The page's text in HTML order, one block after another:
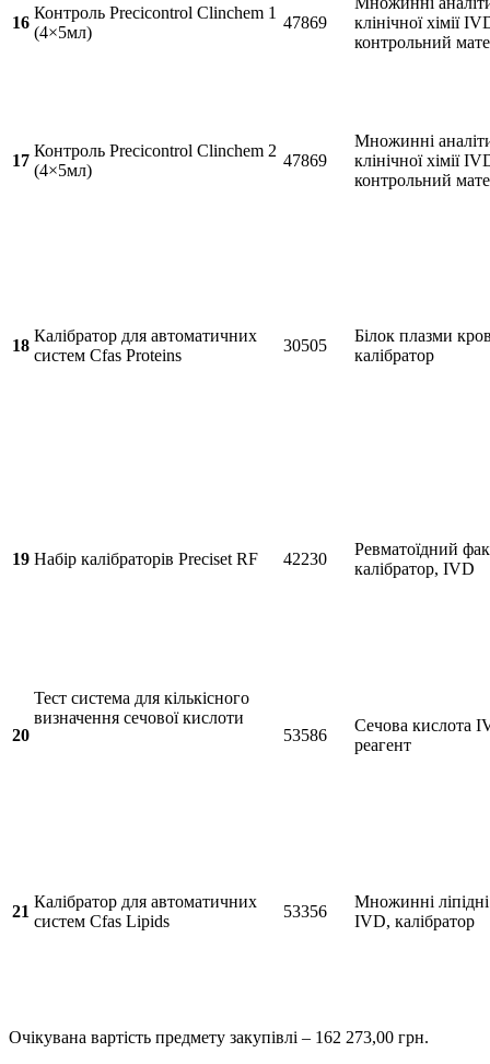
16
Контроль Precicontrol Clinchem 1
(4×5мл)
47869
клінічної хімії
контрольний
17
Контроль Precicontrol Clinchem 2
(4×5мл)
47869
Множинні
клінічної хімії
контрольний
18
Калібратор для автоматичних
систем Cfas Proteins
30505
Білок плазми
калібратор
19 Набір калібраторів Preciset RF 42230
Ревматоїдний
калібратор, IVD
20
Тест система для кількісного
визначення сечової кислоти
53586
Сечова кислота
реагент
21
Калібратор для автоматичних
систем Cfas Lipids
53356
Множинні ліпідні
IVD, калібратор
Очікувана вартість предмету закупівлі – 162 273,00 грн.